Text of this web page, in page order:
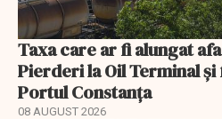
Taxa care ar fi alungat
Pierderi la Oil Terminal
Portul Constanța
08 AUGUST 2026